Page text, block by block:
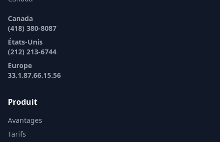
Canada
(418) 380-8087
États-Unis
(212) 213-6744
Europe
33.1.87.66.15.56
Produit
Avantages
Tarifs